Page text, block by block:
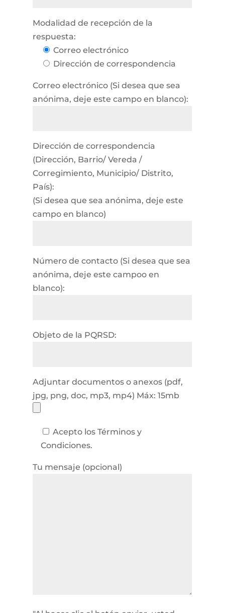
Modalidad de recepción de la
respuesta:
Correo electrónico
Dirección de correspondencia
Correo electrónico (Si desea que sea
anónima, deje este campo en blanco):
Dirección de correspondencia
(Dirección, Barrio/ Vereda /
Corregimiento, Municipio/ Distrito,
País):
(Si desea que sea anónima, deje este
campo en blanco)
Número de contacto (Si desea que sea
anónima, deje este campoo en
blanco):
Objeto de la PQRSD:
Adjuntar documentos o anexos (pdf,
jpg, png, doc, mp3, mp4) Máx: 15mb
Acepto los Términos y
Condiciones.
Tu mensaje (opcional)